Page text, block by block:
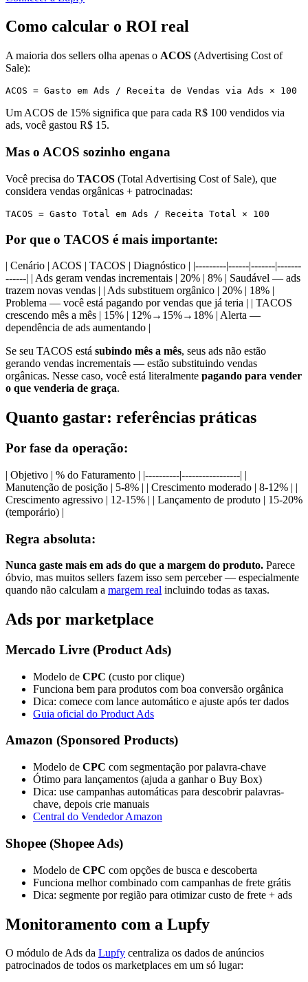
Como calcular o ROI real
A maioria dos sellers olha apenas o ACOS (Advertising Cost of
Sale):
Um ACOS de 15% significa que para cada R$ 100 vendidos via
ads, você gastou R$ 15.
Mas o ACOS sozinho engana
Você precisa do TACOS (Total Advertising Cost of Sale), que
considera vendas orgânicas + patrocinadas:
Por que o TACOS é mais importante:
| Cenário | ACOS | TACOS | Diagnóstico | |---------|------|-------|-------
------| | Ads geram vendas incrementais | 20% | 8% | Saudável — ads
trazem novas vendas | | Ads substituem orgânico | 20% | 18% |
Problema — você está pagando por vendas que já teria | | TACOS
crescendo mês a mês | 15% | 12%→15%→18% | Alerta —
dependência de ads aumentando |
Se seu TACOS está subindo mês a mês, seus ads não estão
gerando vendas incrementais — estão substituindo vendas
orgânicas. Nesse caso, você está literalmente pagando para vender
o que venderia de graça.
Quanto gastar: referências práticas
Por fase da operação:
| Objetivo | % do Faturamento | |----------|-----------------| |
Manutenção de posição | 5-8% | | Crescimento moderado | 8-12% | |
Crescimento agressivo | 12-15% | | Lançamento de produto | 15-20%
(temporário) |
Regra absoluta:
Nunca gaste mais em ads do que a margem do produto. Parece
óbvio, mas muitos sellers fazem isso sem perceber — especialmente
quando não calculam a margem real incluindo todas as taxas.
Ads por marketplace
Mercado Livre (Product Ads)
Modelo de CPC (custo por clique)
Funciona bem para produtos com boa conversão orgânica
Dica: comece com lance automático e ajuste após ter dados
Guia oficial do Product Ads
Amazon (Sponsored Products)
Modelo de CPC com segmentação por palavra-chave
Ótimo para lançamentos (ajuda a ganhar o Buy Box)
Dica: use campanhas automáticas para descobrir palavras-
chave, depois crie manuais
Central do Vendedor Amazon
Shopee (Shopee Ads)
Modelo de CPC com opções de busca e descoberta
Funciona melhor combinado com campanhas de frete grátis
Dica: segmente por região para otimizar custo de frete + ads
Monitoramento com a Lupfy
O módulo de Ads da Lupfy centraliza os dados de anúncios
patrocinados de todos os marketplaces em um só lugar: